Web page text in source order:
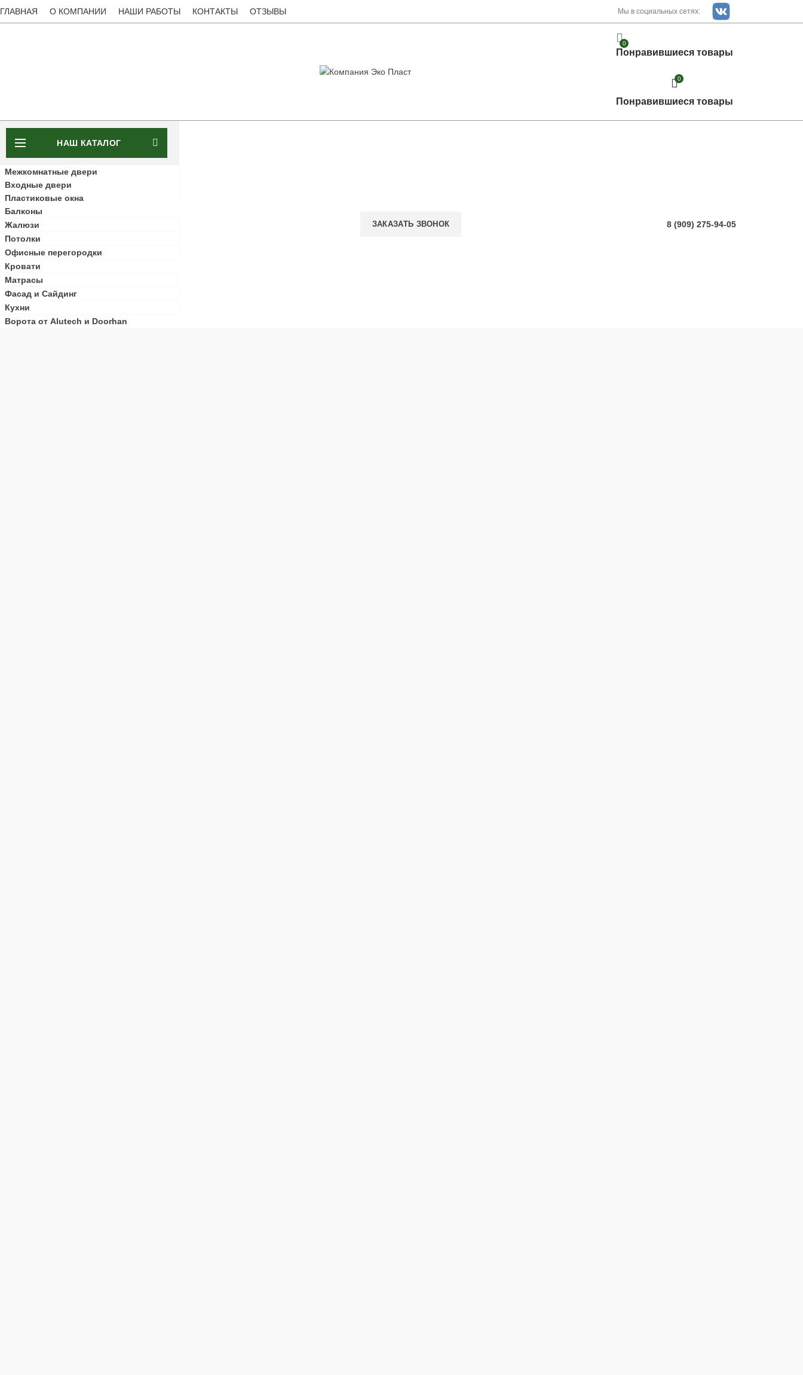
ГЛАВНАЯ О КОМПАНИИ НАШИ РАБОТЫ КОНТАКТЫ ОТЗЫВЫ Мы в социальных сетях:
0
Понравившиеся товары
0
Понравившиеся товары
НАШ КАТАЛОГ
Межкомнатные двери
Входные двери
Пластиковые окна
Балконы
Жалюзи
Потолки
Офисные перегородки
Кровати
Матрасы
Фасад и Сайдинг
Кухни
Ворота от Alutech и Doorhan
ЗАКАЗАТЬ ЗВОНОК 8 (909) 275-94-05